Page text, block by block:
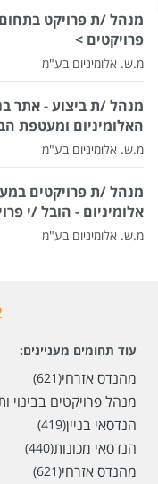
מנהל /ת פרויקט
פרויקטים >
מ.ש. אלומיניום בע"מ
מנהל /ת ביצוע - אתר
האלומיניום ומעטפת
מ.ש. אלומיניום בע"מ
מנהל /ת פרויקטים
אלומיניום - הובל /י
מ.ש. אלומיניום בע"מ
עוד תחומים מעניינים:
מהנדס אזרחי(621)
מנהל פרויקטים בבינוי
הנדסאי בניין(419)
הנדסאי מכונות(440)
מהנדס אזרחי(621)